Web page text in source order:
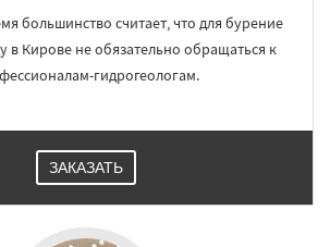
большинство считает, что для бурение
в Кирове не обязательно обращаться к
гидрогеологам.
ЗАКАЗАТЬ